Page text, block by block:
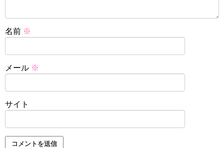
名前 ※
メール ※
サイト